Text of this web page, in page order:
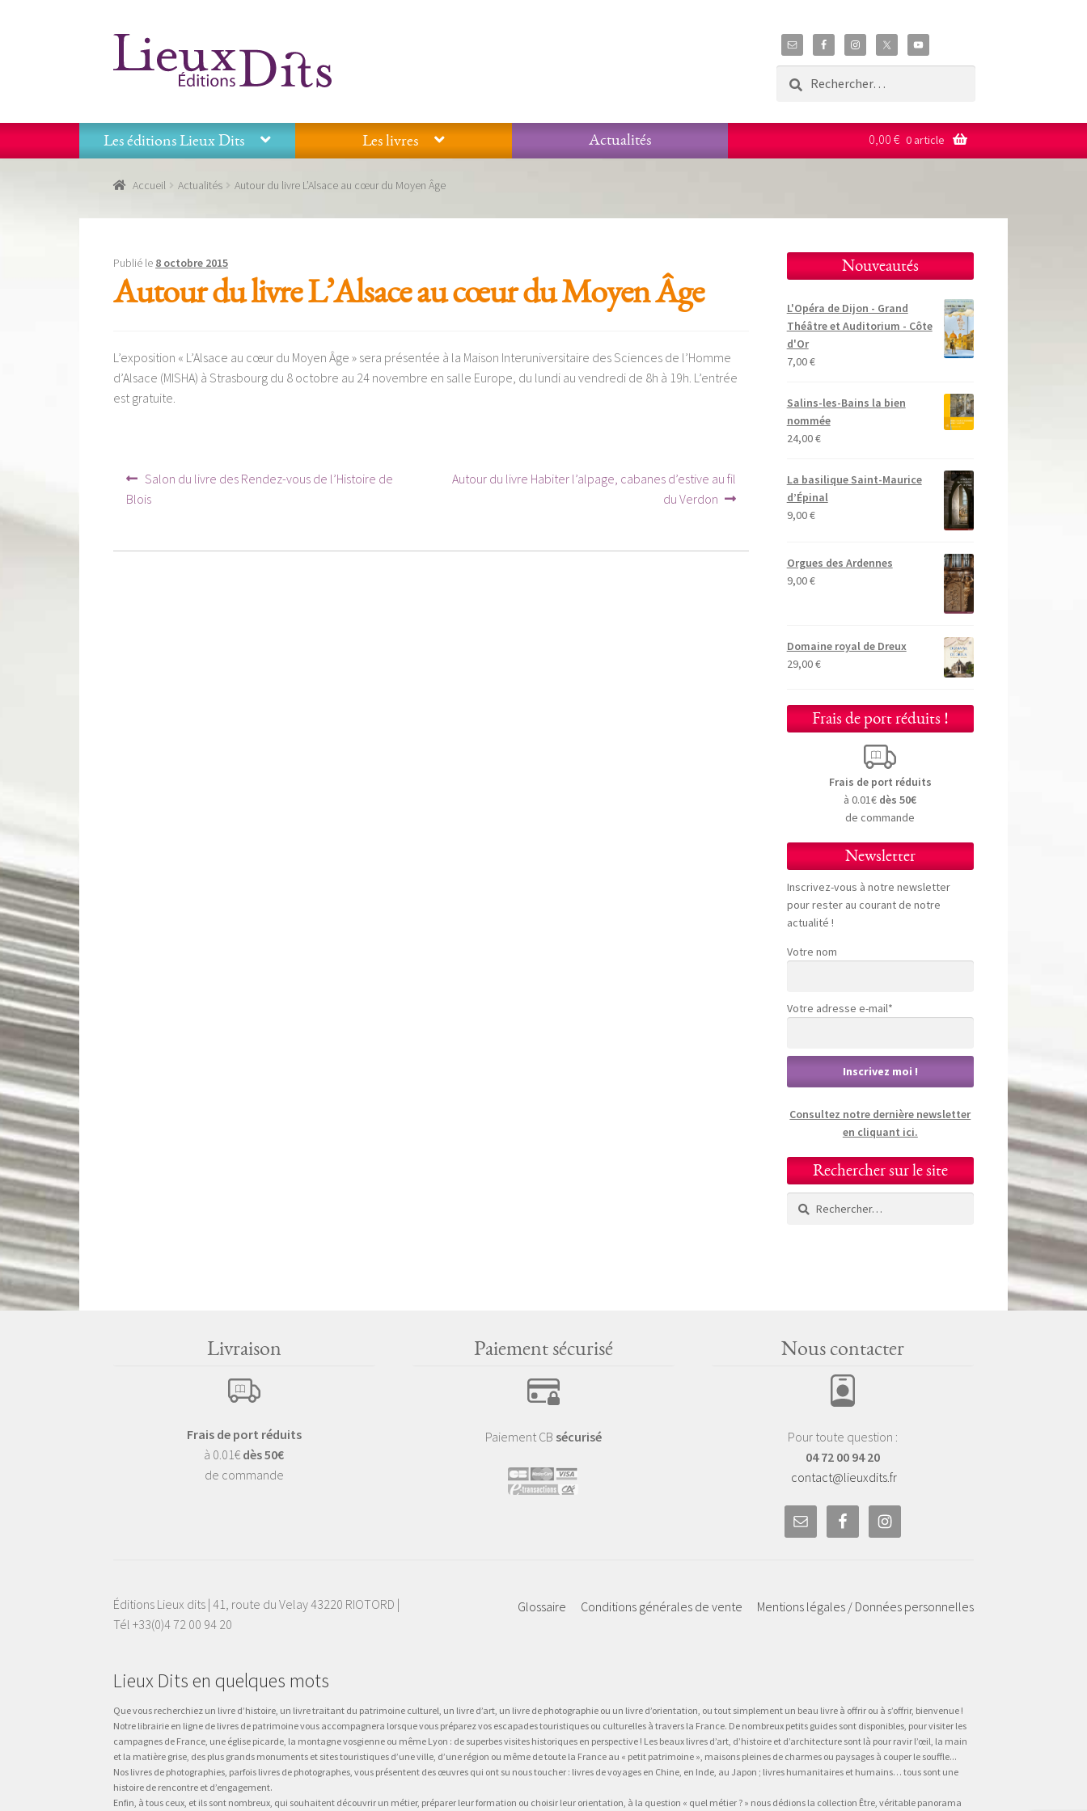
Aller
à
Aller
au
Les éditions Lieux Dits Les livres
Actualités
0,00 € 0 article
Accueil Actualités Autour du livre L’Alsace au cœur du Moyen Âge
Publié le 8 octobre 2015
Autour du livre L’Alsace au cœur du Moyen Âge
L’exposition « L’Alsace au cœur du Moyen Âge » sera présentée à la Maison Interuniversitaire des Sciences de l’Homme
d’Alsace (MISHA) à Strasbourg du 8 octobre au 24 novembre en salle Europe, du lundi au vendredi de 8h à 19h. L’entrée
est gratuite.
Navigation
de
Article
précédent :
Salon du livre des Rendez-vous de l’Histoire de
Blois
Article
Autour du livre Habiter l’alpage, cabanes d’estive au fil
du Verdon
Nouveautés
L'Opéra de Dijon - Grand
Théâtre et Auditorium - Côte
d'Or
7,00€
Salins-les-Bains la bien
nommée
24,00€
La basilique Saint-Maurice
d’Épinal
9,00€
Orgues des Ardennes
9,00€
Domaine royal de Dreux
29,00€
Frais de port réduits !
Frais de port réduits
à 0.01€ dès 50€
de commande
Newsletter
Inscrivez-vous à notre newsletter
pour rester au courant de notre
actualité !
Votre nom
Votre adresse e-mail*
Consultez notre dernière newsletter
en cliquant ici.
Rechercher sur le site
Rechercher :
Livraison
Frais de port réduits
à 0.01€ dès 50€
de commande
Paiement sécurisé
Paiement CB sécurisé
Nous contacter
Pour toute question :
04 72 00 94 20
contact@lieuxdits.fr
Glossaire Conditions générales de vente Mentions légales / Données personnelles
Éditions Lieux dits | 41, route du Velay 43220 RIOTORD |
Tél +33(0)4 72 00 94 20
Lieux Dits en quelques mots
Que vous recherchiez un livre d’histoire, un livre traitant du patrimoine culturel, un livre d’art, un livre de photographie ou un livre d’orientation, ou tout simplement un beau livre à offrir ou à s’offrir, bienvenue !
Notre librairie en ligne de livres de patrimoine vous accompagnera lorsque vous préparez vos escapades touristiques ou culturelles à travers la France. De nombreux petits guides sont disponibles, pour visiter les
campagnes de France, une église picarde, la montagne vosgienne ou même Lyon : de superbes visites historiques en perspective ! Les beaux livres d’art, d’histoire et d’architecture sont là pour ravir l’œil, la main
et la matière grise, des plus grands monuments et sites touristiques d’une ville, d’une région ou même de toute la France au « petit patrimoine », maisons pleines de charmes ou paysages à couper le souffle...
Nos livres de photographies, parfois livres de photographes, vous présentent des œuvres qui ont su nous toucher : livres de voyages en Chine, en Inde, au Japon ; livres humanitaires et humains… tous sont une
histoire de rencontre et d’engagement.
Enfin, à tous ceux, et ils sont nombreux, qui souhaitent découvrir un métier, préparer leur formation ou choisir leur orientation, à la question « quel métier ? » nous dédions la collection Être, véritable panorama